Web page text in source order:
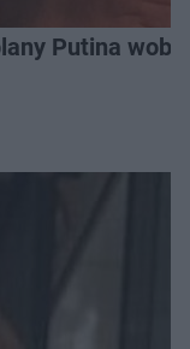
Putina